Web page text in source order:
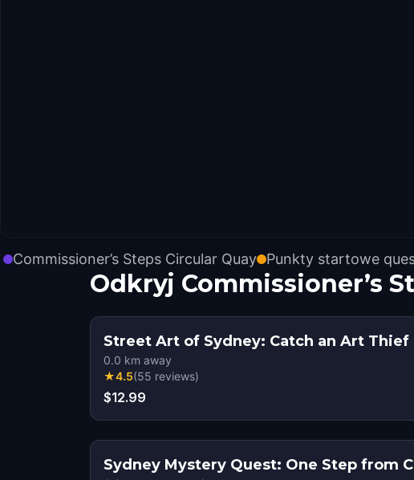
Commissioner’s Steps Circular Quay Punkty startowe
Odkryj Commissioner’s
Street Art of Sydney: Catch an Art Thief
0.0 km away
★4.5(55 reviews)
$12.99
Sydney Mystery Quest: One Step from